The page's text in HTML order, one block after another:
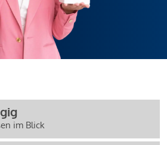
im Blick